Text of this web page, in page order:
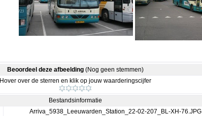
Beoordeel deze afbeelding (Nog geen stemmen)
Hover over de sterren en klik op jouw waarderingscijfer
Bestandsinformatie
Arriva_5938_Leeuwarden_Station_22-02-207_BL-XH-76.JPG